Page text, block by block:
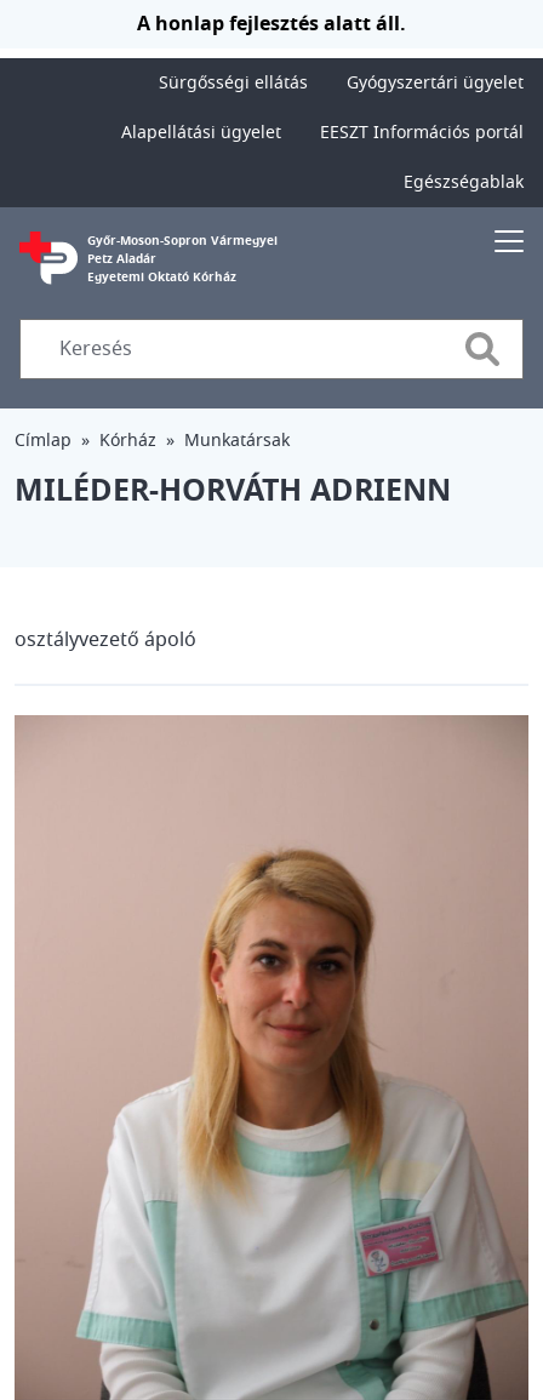
Ugrás a tartalomraA honlap fejlesztés alatt áll.
Sürgősségi ellátás
Gyógyszertári ügyelet
Alapellátási ügyelet
EESZT Információs portál
Egészségablak
Győr-Moson-Sopron Vármegyei
Petz Aladár
Egyetemi Oktató Kórház
Search
Címlap Kórház Munkatársak
MILÉDER-HORVÁTH ADRIENN
osztályvezető ápoló